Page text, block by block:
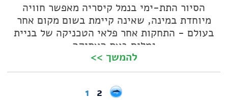
הסיור התת-ימי בנמל קיסריה מאפשר חוויה
מיוחדת במינה, שאינה קיימת בשום מקום אחר
בעולם - התחקות אחר פלאי הטכניקה של בניית
נמלים בעת העתיקה
מאת: שרה אהרונסון
צילומים : איתמר גרינברג
להמשך >>
1
2